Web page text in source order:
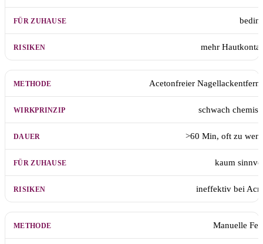
mehr
Acetonfreier
schwach
>60 Min, oft zu
kaum
ineffektiv bei
Manuelle